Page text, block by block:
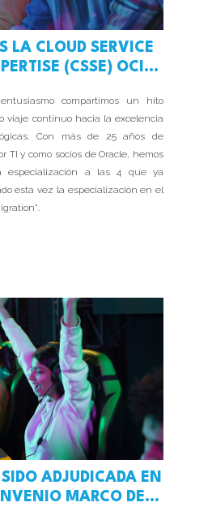
LA CLOUD SERVICE
(CSSE) OCI
compartimos un hito
viaje continuo hacia la excelencia
Con más de 25 años de
TI y como socios de Oracle, hemos
especialización a las 4 que ya
esta vez la especialización en el
ADJUDICADA EN
MARCO DE